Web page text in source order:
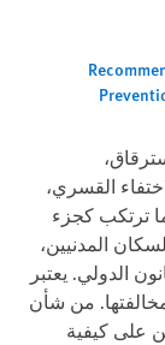
القسري،
ترتكب كجزء
المدنيين،
الدولي. يعتبر
من شأن
على كيفية